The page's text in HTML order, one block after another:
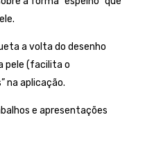
a volta do desenho
pele (facilita o
na aplicação.
e apresentações